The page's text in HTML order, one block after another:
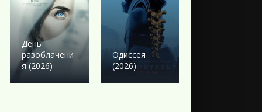
День
разоблачени
я (2026)
Одиссея
(2026)